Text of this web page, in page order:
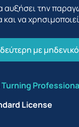
την
να
με
License